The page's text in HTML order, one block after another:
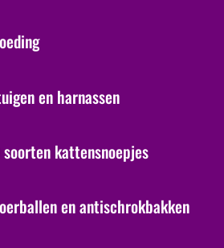
en harnassen
kattensnoepjes
en antischrokbakken